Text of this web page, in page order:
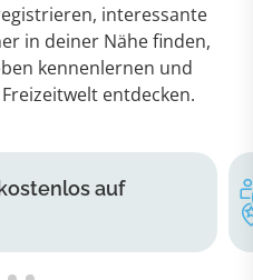
interessante
in deiner Nähe finden,
kennenlernen und
entdecken.
auf